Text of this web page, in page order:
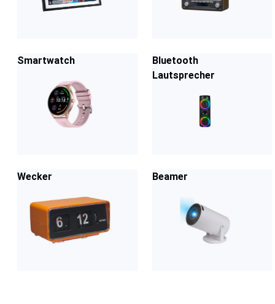
Smartwatch
Bluetooth
Lautsprecher
Wecker Beamer